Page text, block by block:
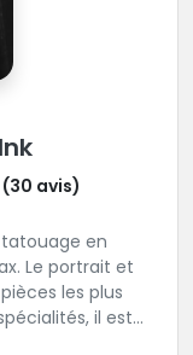
avis)
en
les plus
il est